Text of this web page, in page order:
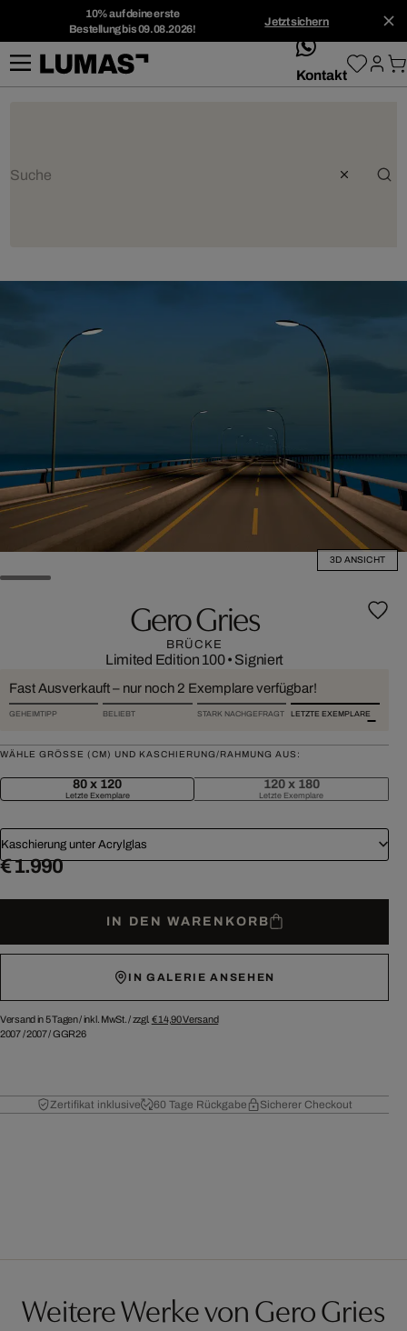
10% auf deine erste
Bestellung bis 09.08.2026!
Jetzt sichern
whatsApp
Kontakt
3D ANSICHT
Gero Gries
BRÜCKE
Limited Edition 100• Signiert
Fast Ausverkauft – nur noch 2 Exemplare verfügbar!
GEHEIMTIPP BELIEBT STARK NACHGEFRAGT LETZTE EXEMPLARE
WÄHLE GRÖSSE (CM) UND KASCHIERUNG/RAHMUNG AUS:
80 x 120
Letzte Exemplare
120 x 180
Letzte Exemplare
Kaschierung unter Acrylglas
€ 1.990
IN DEN WARENKORB
IN GALERIE ANSEHEN
Versand in 5 Tagen /inkl. MwSt. / zzgl. € 14,90Versand
2007/2007/GGR26
Zertifikat inklusive 60 Tage Rückgabe Sicherer Checkout
Weitere Werke von Gero Gries